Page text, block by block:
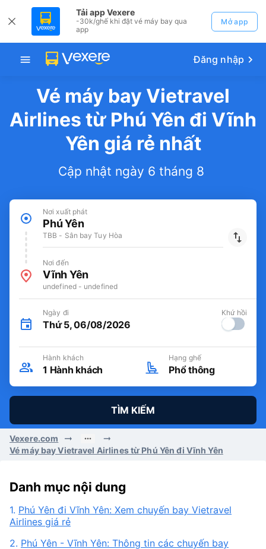
Tải app Vexere
-30k/ghế khi đặt vé máy bay qua
app
Mở app
Đăng nhập
Vé máy bay Vietravel
Airlines từ Phú Yên đi Vĩnh
Yên giá rẻ nhất
Cập nhật ngày 6 tháng 8
Nơi xuất phát
Phú Yên
TBB - Sân bay Tuy Hòa
Nơi đến
Vĩnh Yên
undefined - undefined
Ngày đi
Thứ 5, 06/08/2026
Khứ hồi
Hành khách
1 Hành khách
Hạng ghế
Phổ thông
TÌM KIẾM
Vexere.com
Vé máy bay Vietravel Airlines từ Phú Yên đi Vĩnh Yên
Danh mục nội dung
1. Phú Yên đi Vĩnh Yên: Xem chuyến bay Vietravel
Airlines giá rẻ
2. Phú Yên - Vĩnh Yên: Thông tin các chuyến bay